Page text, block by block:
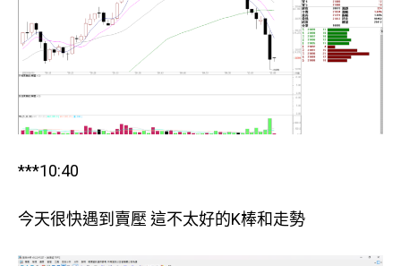
***10:40
今天很快遇到賣壓 這不太好的K棒和走勢